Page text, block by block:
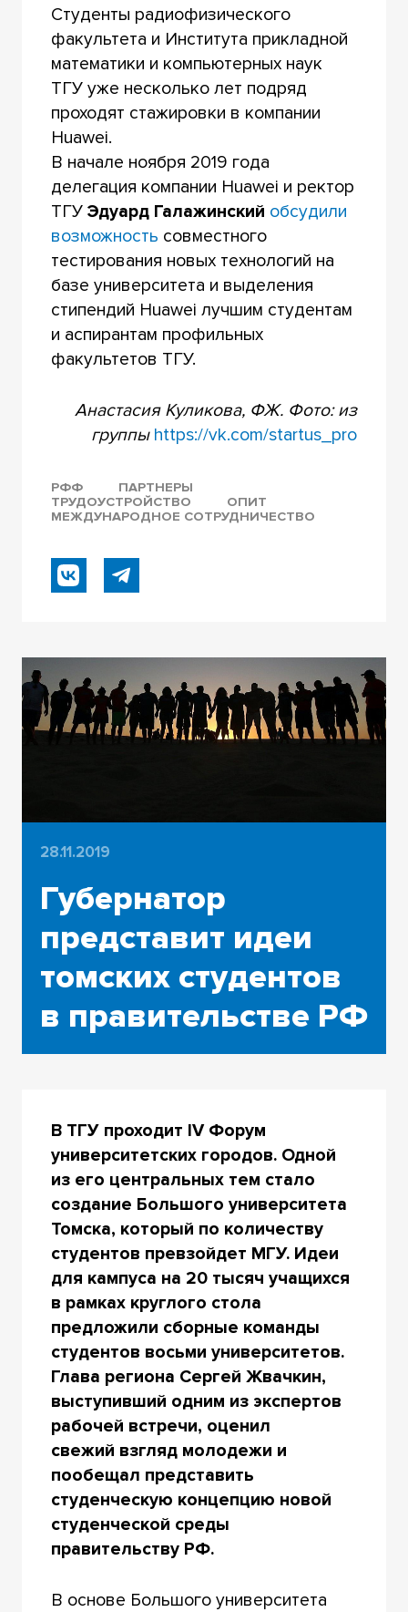
Студенты радиофизического
факультета и Института прикладной
математики и компьютерных наук
ТГУ уже несколько лет подряд
проходят стажировки в компании
Huawei.
В начале ноября 2019 года
делегация компании Huawei и ректор
ТГУ Эдуард Галажинский обсудили
возможность совместного
тестирования новых технологий на
базе университета и выделения
стипендий Huawei лучшим студентам
и аспирантам профильных
факультетов ТГУ.
Анастасия Куликова, ФЖ. Фото: из
группы https://vk.com/startus_pro
РФФ
ПАРТНЕРЫ
ТРУДОУСТРОЙСТВО
ОПИТ
МЕЖДУНАРОДНОЕ СОТРУДНИЧЕСТВО
28.11.2019
Губернатор
представит идеи
томских студентов
в правительстве РФ
В ТГУ проходит IV Форум
университетских городов. Одной
из его центральных тем стало
создание Большого университета
Томска, который по количеству
студентов превзойдет МГУ. Идеи
для кампуса на 20 тысяч учащихся
в рамках круглого стола
предложили сборные команды
студентов восьми университетов.
Глава региона Сергей Жвачкин,
выступивший одним из экспертов
рабочей встречи, оценил
свежий взгляд молодежи и
пообещал представить
студенческую концепцию новой
студенческой среды
правительству РФ.
В основе Большого университета